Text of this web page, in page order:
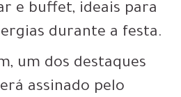
e buffet, ideais para
durante a festa.
um dos destaques
assinado pelo